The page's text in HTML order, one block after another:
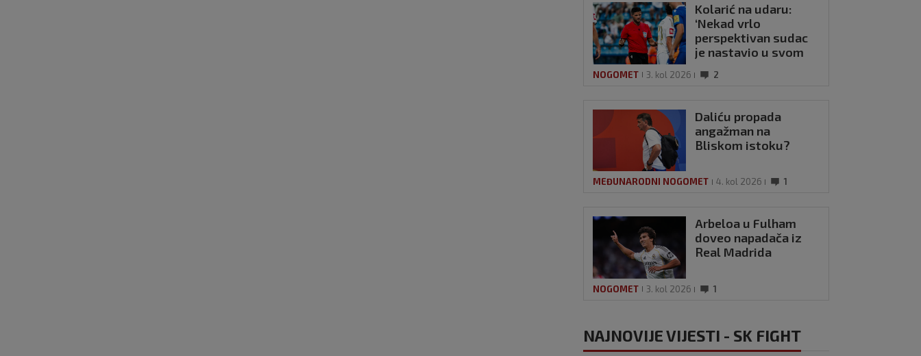
Kolarić na udaru:
‘Nekad vrlo
perspektivan sudac
je nastavio u svom
izdanju’
NOGOMET 3. kol 2026 2
Daliću propada
angažman na
Bliskom istoku?
MEĐUNARODNI NOGOMET 4. kol 2026 1
Arbeloa u Fulham
doveo napadača iz
Real Madrida
NOGOMET 3. kol 2026 1
NAJNOVIJE VIJESTI - SK FIGHT